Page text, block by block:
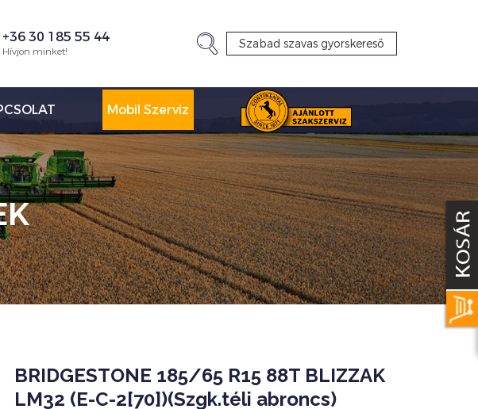
+36 30 185 55 44
Hívjon minket!
Mobil Szerviz
BRIDGESTONE 185/65 R15 88T BLIZZAK
LM32 (E-C-2[70])(Szgk.téli abroncs)